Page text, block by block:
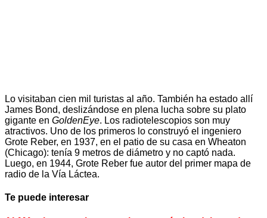
Lo visitaban cien mil turistas al año. También ha estado allí
James Bond, deslizándose en plena lucha sobre su plato
gigante en GoldenEye. Los radiotelescopios son muy
atractivos. Uno de los primeros lo construyó el ingeniero
Grote Reber, en 1937, en el patio de su casa en Wheaton
(Chicago): tenía 9 metros de diámetro y no captó nada.
Luego, en 1944, Grote Reber fue autor del primer mapa de
radio de la Vía Láctea.
Te puede interesar